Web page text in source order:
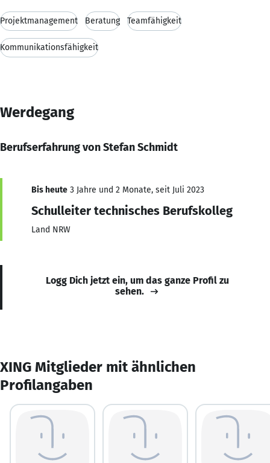
Projektmanagement Beratung Teamfähigkeit
Kommunikationsfähigkeit
Werdegang
Berufserfahrung von Stefan Schmidt
Bis heute 3 Jahre und 2 Monate, seit Juli 2023
Schulleiter technisches Berufskolleg
Land NRW
Logg Dich jetzt ein, um das ganze Profil zu
sehen.
XING Mitglieder mit ähnlichen
Profilangaben